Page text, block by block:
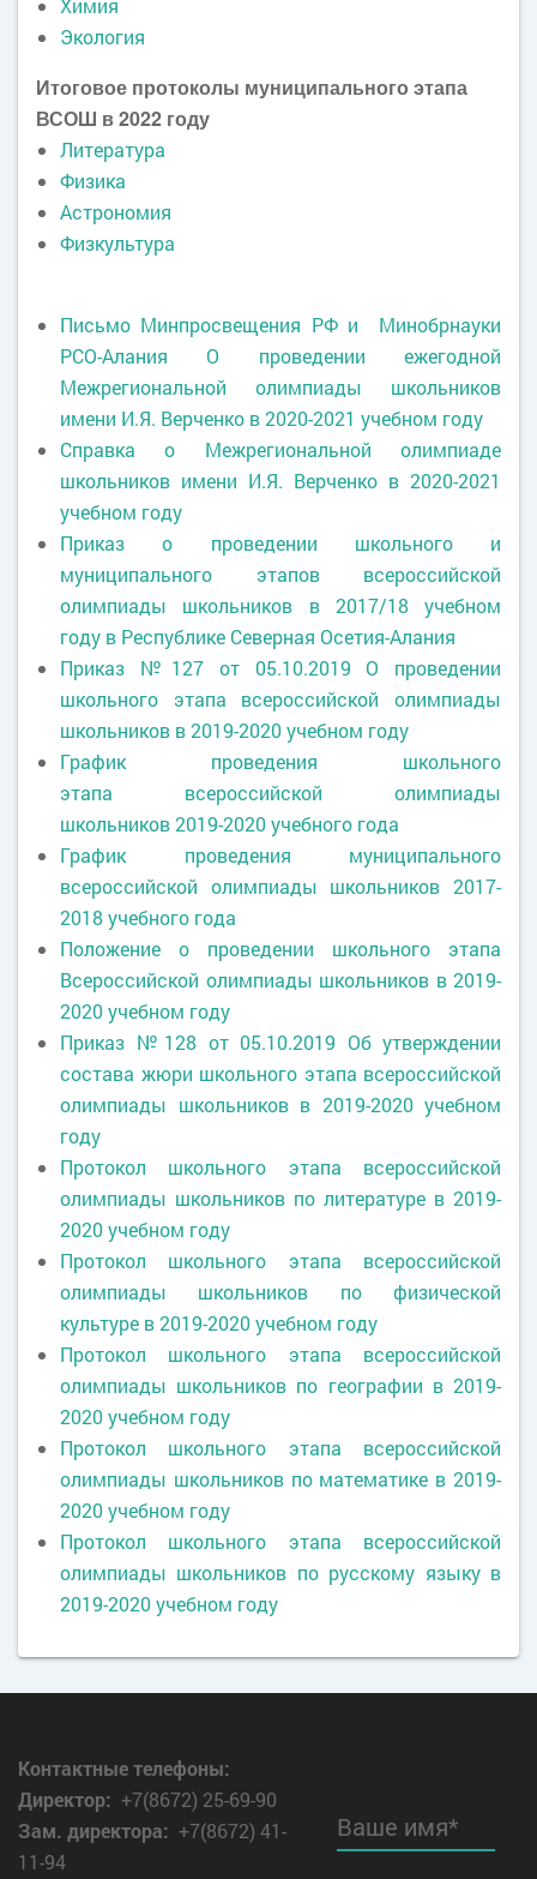
Химия
Экология
Итоговое протоколы муниципального этапа
ВСОШ в 2022 году
Литература
Физика
Астрономия
Физкультура
Письмо Минпросвещения РФ и Минобрнауки
РСО-Алания О проведении ежегодной
Межрегиональной олимпиады школьников
имени И.Я. Верченко в 2020-2021 учебном году
Справка о Межрегиональной олимпиаде
школьников имени И.Я. Верченко в 2020-2021
учебном году
Приказ о проведении школьного и
муниципального этапов всероссийской
олимпиады школьников в 2017/18 учебном
году в Республике Северная Осетия-Алания
Приказ №127 от 05.10.2019 О проведении
школьного этапа всероссийской олимпиады
школьников в 2019-2020 учебном году
График проведения школьного
этапа всероссийской олимпиады
школьников 2019-2020 учебного года
График проведения муниципального
всероссийской олимпиады школьников 2017-
2018 учебного года
Положение о проведении школьного этапа
Всероссийской олимпиады школьников в 2019-
2020 учебном году
Приказ №128 от 05.10.2019 Об утверждении
состава жюри школьного этапа всероссийской
олимпиады школьников в 2019-2020 учебном
году
Протокол школьного этапа всероссийской
олимпиады школьников по литературе в 2019-
2020 учебном году
Протокол школьного этапа всероссийской
олимпиады школьников по физической
культуре в 2019-2020 учебном году
Протокол школьного этапа всероссийской
олимпиады школьников по географии в 2019-
2020 учебном году
Протокол школьного этапа всероссийской
олимпиады школьников по математике в 2019-
2020 учебном году
Протокол школьного этапа всероссийской
олимпиады школьников по русскому языку в
2019-2020 учебном году
Контактные телефоны:
Директор: +7(8672) 25-69-90
Зам. директора: +7(8672) 41-
11-94
Ваше имя*